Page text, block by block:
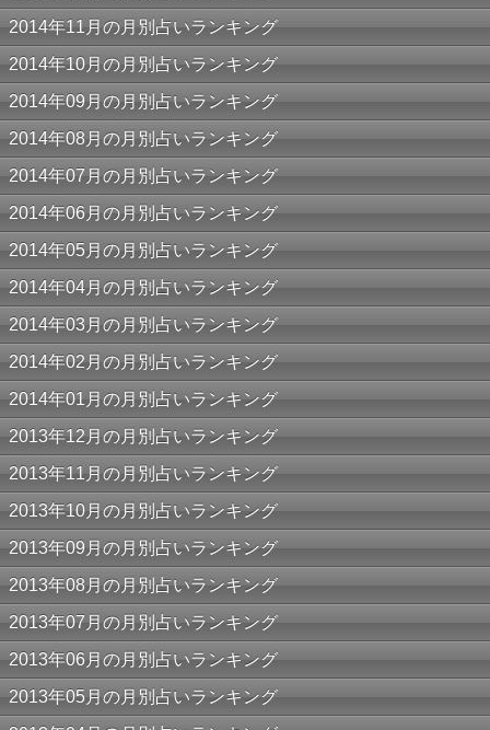
2014年11月の月別占いランキング
2014年10月の月別占いランキング
2014年09月の月別占いランキング
2014年08月の月別占いランキング
2014年07月の月別占いランキング
2014年06月の月別占いランキング
2014年05月の月別占いランキング
2014年04月の月別占いランキング
2014年03月の月別占いランキング
2014年02月の月別占いランキング
2014年01月の月別占いランキング
2013年12月の月別占いランキング
2013年11月の月別占いランキング
2013年10月の月別占いランキング
2013年09月の月別占いランキング
2013年08月の月別占いランキング
2013年07月の月別占いランキング
2013年06月の月別占いランキング
2013年05月の月別占いランキング